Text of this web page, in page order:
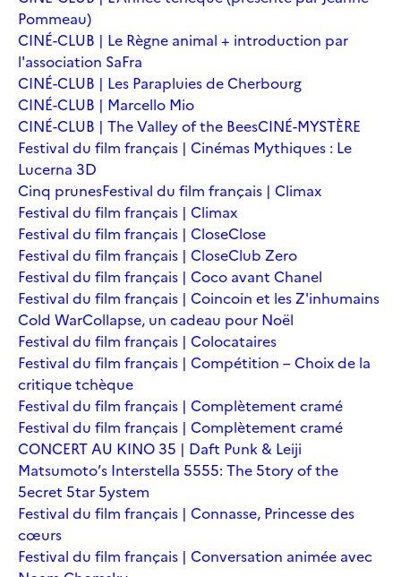
Pommeau)
CINÉ-CLUB | Le Règne animal + introduction par
l'association SaFra
CINÉ-CLUB | Les Parapluies de Cherbourg
CINÉ-CLUB | Marcello Mio
CINÉ-CLUB | The Valley of the BeesCINÉ-MYSTÈRE
Festival du film français | Cinémas Mythiques : Le
Lucerna 3D
Cinq prunesFestival du film français | Climax
Festival du film français | Climax
Festival du film français | CloseClose
Festival du film français | CloseClub Zero
Festival du film français | Coco avant Chanel
Festival du film français | Coincoin et les Z'inhumains
Cold WarCollapse, un cadeau pour Noël
Festival du film français | Colocataires
Festival du film français | Compétition – Choix de la
critique tchèque
Festival du film français | Complètement cramé
Festival du film français | Complètement cramé
CONCERT AU KINO 35 | Daft Punk & Leiji
Matsumoto’s Interstella 5555: The 5tory of the
5ecret 5tar 5ystem
Festival du film français | Connasse, Princesse des
cœurs
Festival du film français | Conversation animée avec